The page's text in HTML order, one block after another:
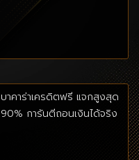
บาคาร่าเครดิตฟรี แจกสูงสุด
90% การันตีถอนเงินได้จริง